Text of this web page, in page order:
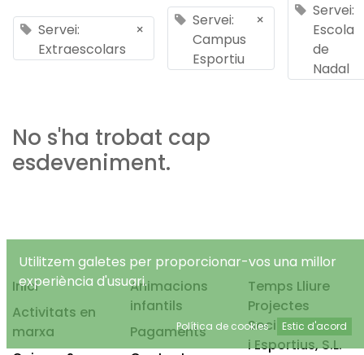
Servei:
Extraescolars
×
Servei:
Campus
Esportiu
×
Servei:
Escola
de
Nadal
No s'ha trobat cap
esdeveniment.
Inici
Activitats en
marxa
Animacions
infantils
Pagaments
Temps Lliure
Projectes
Socioeducatius
i Esportius, S.L.
Utilitzem galetes per proporcionar-vos una millor
experiència d'usuari.
Política de cookies Estic d'acord